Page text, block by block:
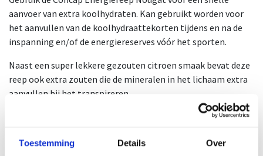
Toestemming Details Over
aanvoer van extra koolhydraten. Kan gebruikt worden voor
het aanvullen van de koolhydraattekorten tijdens en na de
inspanning en/of de energiereserves vóór het sporten.
Naast een super lekkere gezouten citroen smaak bevat deze
reep ook extra zouten die de mineralen in het lichaam extra
aanvullen bij het transpireren.
Deze reep wordt vooral gebruikt bij duursporten.
1 reep weegt 40g.